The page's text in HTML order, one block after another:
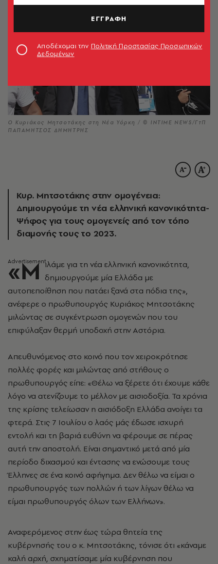
Ο Κυριάκος Μητσοτάκης στη Νέα Υόρκη / © INTIME NEWS/ΓτΠ
ΠΑΠΑΜΗΤΣΟΣ ΔΗΜΗΤΡΗΣ
Κυρ. Μητσοτάκης στην ομογένεια:
Δημιουργούμε τη νέα ελληνική κανονικότητα-
Ψήφος για τους ομογενείς από τον τόπο
διαμονής τους το 2023.
«Μ ιλάμε για τη νέα ελληνική κανονικότητα,
δημιουργούμε μία Ελλάδα με
αυτοπεποίθηση που πατάει ξανά στα πόδια της»,
ανέφερε ο πρωθυπουργός Κυριάκος Μητσοτάκης
μιλώντας σε συγκέντρωση ομογενών που του
επιφύλαξαν θερμή υποδοχή στην Αστόρια.
Απευθυνόμενος στο κοινό που τον χειροκρότησε
πολλές φορές και μιλώντας από στήθους ο
πρωθυπουργός είπε: «Θέλω να ξέρετε ότι έχουμε κάθε
λόγο να ατενίζουμε το μέλλον με αισιοδοξία. Τα χρόνια
της κρίσης τελείωσαν η αισιόδοξη Ελλάδα ανοίγει τα
φτερά. Στις 7 Ιουλίου ο λαός μάς έδωσε ισχυρή
εντολή και τη βαριά ευθύνη να φέρουμε σε πέρας
αυτή την αποστολή. Είναι σημαντικό μετά από μία
περίοδο διχασμού και έντασης να ενώσουμε τους
Έλληνες σε ένα κοινό αφήγημα. Δεν θέλω να είμαι ο
πρωθυπουργός των πολλών ή των λίγων θέλω να
είμαι πρωθυπουργός όλων των Ελλήνων».
Αναφερόμενος στην έως τώρα θητεία της
κυβέρνησής του ο κ. Μητσοτάκης, τόνισε ότι «κάναμε
καλή αρχή, σχηματίσαμε μία κυβέρνηση που
ΕΓΓΡΑΦΗ
Αποδέχομαι την Πολιτική Προστασίας Προσωπικών
Δεδομένων